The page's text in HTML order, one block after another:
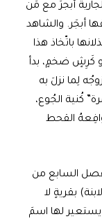
أبجرَ مع مَن
أبجَر. والشاهد
باتّخاذ هذا
كَرِشٍ ضخمٍ، بدأ
لِما نزلَ به
كُنية الجُوع،
القحط
السابع من
بقريةٍ لا
لها اسمَ